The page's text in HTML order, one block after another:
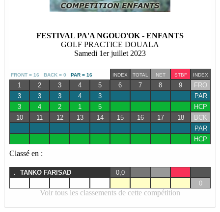
FESTIVAL PA'A NGOUO'OK - ENFANTS
GOLF PRACTICE DOUALA
Samedi 1er juillet 2023
FRONT = 16 BACK = 0 PAR = 16 INDEX TOTAL NET STBF INDEX
1 2 3 4 5 6 7 8 9
FRO
3
3 3 4 3
PAR
3
4 2 1 5
HCP
10
11 12 13 14 15 16 17 18
BCK
PAR
HCP
Classé en :
. TANKO FARISAD
0,0
0
Voir tous les classements de cette compétition